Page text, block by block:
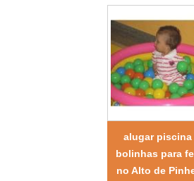
alugar piscina
bolinhas para
no Alto de